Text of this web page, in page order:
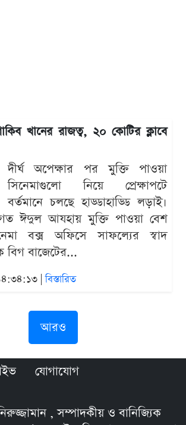
খানের রাজত্ব, ২০ কোটির ক্লাবে
দীর্ঘ অপেক্ষার পর মুক্তি পাওয়া
সিনেমাগুলো নিয়ে প্রেক্ষাপটে
বর্তমানে চলছে হাড্ডাহাড্ডি লড়াই।
ঈদুল আযহায় মুক্তি পাওয়া বেশ
বক্স অফিসে সাফল্যের স্বাদ
বাজেটের...
|বিস্তারিত
আরও
যোগাযোগ
, সম্পাদকীয় ও বানিজ্যিক